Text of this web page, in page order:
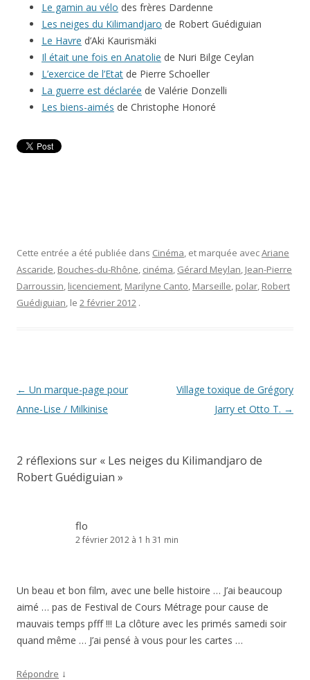
Le gamin au vélo des frères Dardenne
Les neiges du Kilimandjaro de Robert Guédiguian
Le Havre d’Aki Kaurismäki
Il était une fois en Anatolie de Nuri Bilge Ceylan
L’exercice de l’Etat de Pierre Schoeller
La guerre est déclarée de Valérie Donzelli
Les biens-aimés de Christophe Honoré
Cette entrée a été publiée dans Cinéma, et marquée avecAriane
Ascaride, Bouches-du-Rhône, cinéma, Gérard Meylan, Jean-Pierre
Darroussin, licenciement, Marilyne Canto, Marseille, polar, Robert
Guédiguian, le 2 février 2012 .
Navigation
des
← Un marque-page pour
Anne-Lise / Milkinise
Village toxique de Grégory
Jarry et Otto T. →
2 réflexions sur « Les neiges du Kilimandjaro de
Robert Guédiguian »
flo
2 février 2012 à 1 h 31 min
Un beau et bon film, avec une belle histoire … J’ai beaucoup
aimé … pas de Festival de Cours Métrage pour cause de
mauvais temps pfff !!! La clôture avec les primés samedi soir
quand même … J’ai pensé à vous pour les cartes …
Répondre ↓